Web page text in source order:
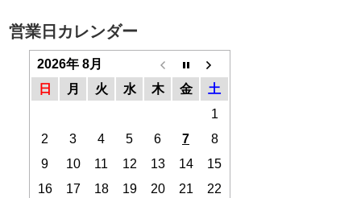
営業日カレンダー
2026年 8月
日
月 火 水 木 金
土
1
2
3 4 5 6 7
8
9
10 11 12 13 14
15
16
17 18 19 20 21 22